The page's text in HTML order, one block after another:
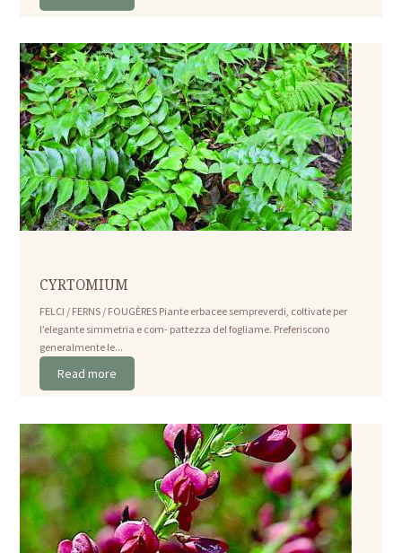
CYRTOMIUM
FELCI / FERNS / FOUGÈRES Piante erbacee sempreverdi, coltivate per
l’elegante simmetria e com- pattezza del fogliame. Preferiscono
generalmente le...
Read more